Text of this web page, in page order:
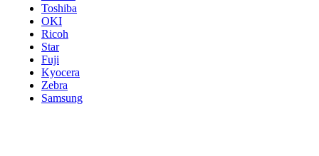
Toshiba
OKI
Ricoh
Star
Fuji
Kyocera
Zebra
Samsung